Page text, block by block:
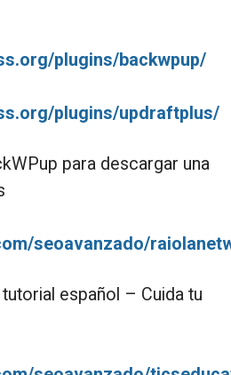
plugins/backwpup/
plugins/updraftplus/
para descargar una
seoavanzado/
español – Cuida tu